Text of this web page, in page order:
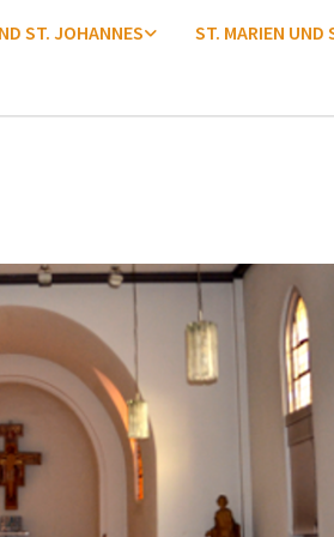
ST. JOHANNES ST. MARIEN UND